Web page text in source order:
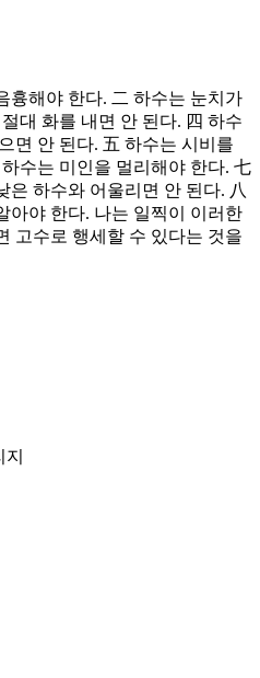
흉해야 한다. 二 하수는 눈치가
대 화를 내면 안 된다. 四 하수
면 안 된다. 五 하수는 시비를
수는 미인을 멀리해야 한다. 七
은 하수와 어울리면 안 된다. 八
아야 한다. 나는 일찍이 이러한
고수로 행세할 수 있다는 것을